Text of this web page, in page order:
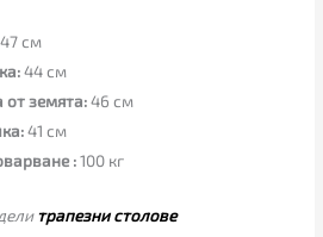
47 см
44 см
от земята:46 см
41 см
:100 кг
трапезни столове